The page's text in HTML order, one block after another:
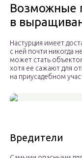
Возможные
в
Настурция имеет
с ней почти никогда
может стать
хотя ее сажают для
на приусадебном
Вредители